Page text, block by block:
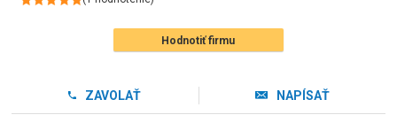
Hodnotiť firmu
ZAVOLAŤ NAPÍSAŤ